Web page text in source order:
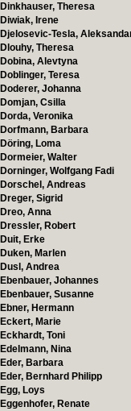
Dinkhauser, Theresa
Diwiak, Irene
Djelosevic-Tesla,
Dlouhy, Theresa
Dobina, Alevtyna
Doblinger, Teresa
Doderer, Johanna
Domjan, Csilla
Dorda, Veronika
Dorfmann, Barbara
Döring, Loma
Dormeier, Walter
Dorninger, Wolfgang Fadi
Dorschel, Andreas
Dreger, Sigrid
Dreo, Anna
Dressler, Robert
Duit, Erke
Duken, Marlen
Dusl, Andrea
Ebenbauer, Johannes
Ebenbauer, Susanne
Ebner, Hermann
Eckert, Marie
Eckhardt, Toni
Edelmann, Nina
Eder, Barbara
Eder, Bernhard Philipp
Egg, Loys
Eggenhofer, Renate